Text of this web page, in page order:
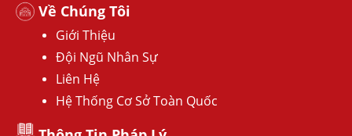
Về Chúng Tôi
Giới Thiệu
Đội Ngũ Nhân Sự
Liên Hệ
Hệ Thống Cơ Sở Toàn Quốc